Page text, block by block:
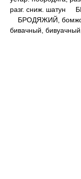
разг. сниж. шатун
БРОДЯЖИЙ,
бивачный,